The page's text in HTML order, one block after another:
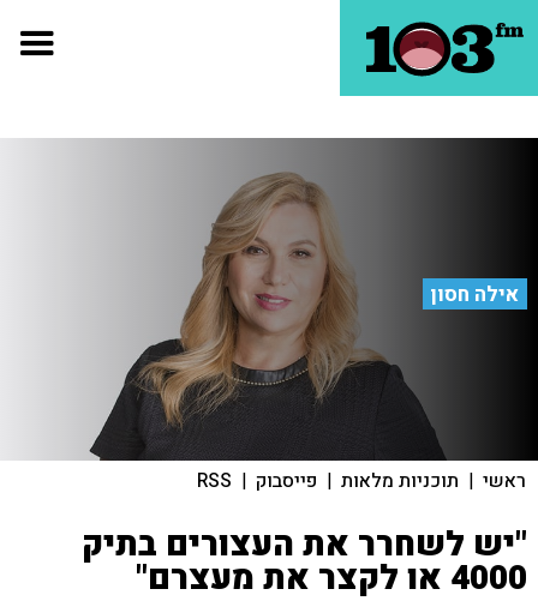
אילה חסון
ראשי | תוכניות מלאות | פייסבוק |
RSS
"יש לשחרר את העצורים בתיק
4000 או לקצר את מעצרם"